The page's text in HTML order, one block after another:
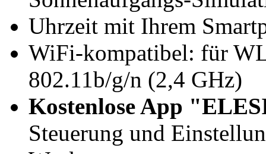
Uhrzeit mit Ihrem
WiFi-kompatibel: für
802.11b/g/n (2,4 GHz)
Kostenlose App
Steuerung und